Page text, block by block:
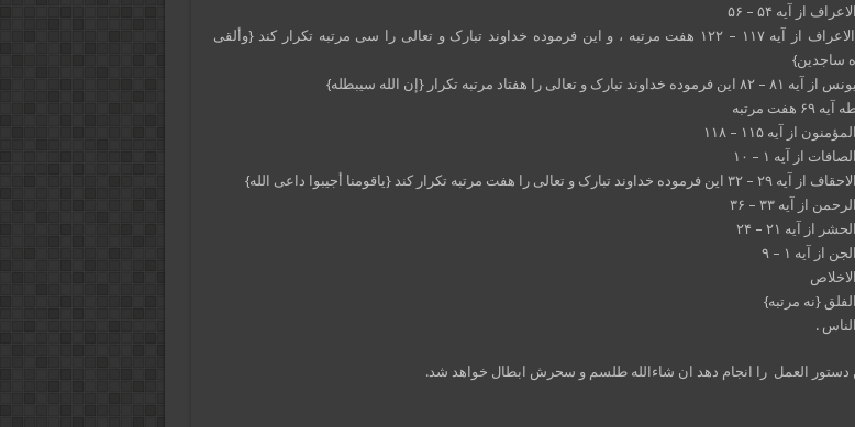
از آیه ۵۴ – ۵۶
سوره الاعراف از آیه ۱۱٧ – ۱٢٢ هفت مرتبه ، و این فرموده خداوند تبارک و تعالی را سی مرتبه تکرار کند {وألقى
ساجدین}
تبارک و تعالی را هفتاد مرتبه تکرار {إن الله سیبطله}
هفت مرتبه
از آیه ۱۱۵ – ۱۱٨
از آیه ۱ – ۱۰
خداوند تبارک و تعالی را هفت مرتبه تکرار کند {یاقومنا أجیبوا داعی الله}
از آیه ٣٣ – ٣۶
از آیه ٢۱ – ٢۴
از آیه ۱ – ٩
{نه مرتبه}
.
دستور العمل را انجام دهد ان شاءالله طلسم و سحرش ابطال خواهد شد.